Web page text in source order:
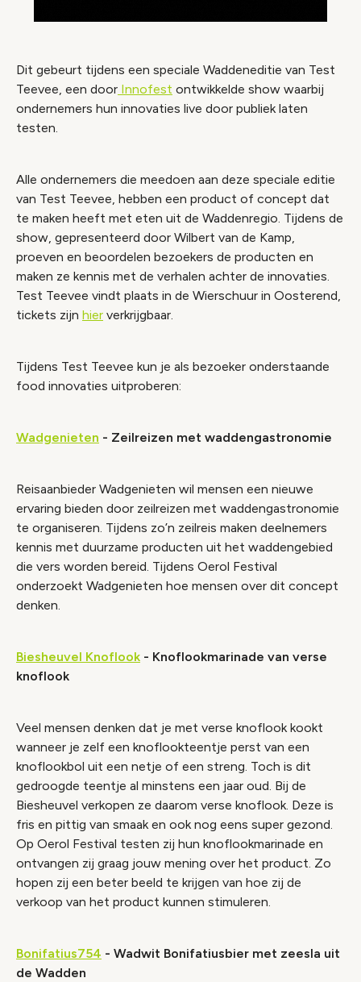
Dit gebeurt tijdens een speciale Waddeneditie van Test
Teevee, een door Innofest ontwikkelde show waarbij
ondernemers hun innovaties live door publiek laten
testen.
Alle ondernemers die meedoen aan deze speciale editie
van Test Teevee, hebben een product of concept dat
te maken heeft met eten uit de Waddenregio. Tijdens de
show, gepresenteerd door Wilbert van de Kamp,
proeven en beoordelen bezoekers de producten en
maken ze kennis met de verhalen achter de innovaties.
Test Teevee vindt plaats in de Wierschuur in Oosterend,
tickets zijn hier verkrijgbaar.
Tijdens Test Teevee kun je als bezoeker onderstaande
food innovaties uitproberen:
Wadgenieten - Zeilreizen met waddengastronomie
Reisaanbieder Wadgenieten wil mensen een nieuwe
ervaring bieden door zeilreizen met waddengastronomie
te organiseren. Tijdens zo’n zeilreis maken deelnemers
kennis met duurzame producten uit het waddengebied
die vers worden bereid. Tijdens Oerol Festival
onderzoekt Wadgenieten hoe mensen over dit concept
denken.
Biesheuvel Knoflook - Knoflookmarinade van verse
knoflook
Veel mensen denken dat je met verse knoflook kookt
wanneer je zelf een knoflookteentje perst van een
knoflookbol uit een netje of een streng. Toch is dit
gedroogde teentje al minstens een jaar oud. Bij de
Biesheuvel verkopen ze daarom verse knoflook. Deze is
fris en pittig van smaak en ook nog eens super gezond.
Op Oerol Festival testen zij hun knoflookmarinade en
ontvangen zij graag jouw mening over het product. Zo
hopen zij een beter beeld te krijgen van hoe zij de
verkoop van het product kunnen stimuleren.
Bonifatius754 - Wadwit Bonifatiusbier met zeesla uit
de Wadden